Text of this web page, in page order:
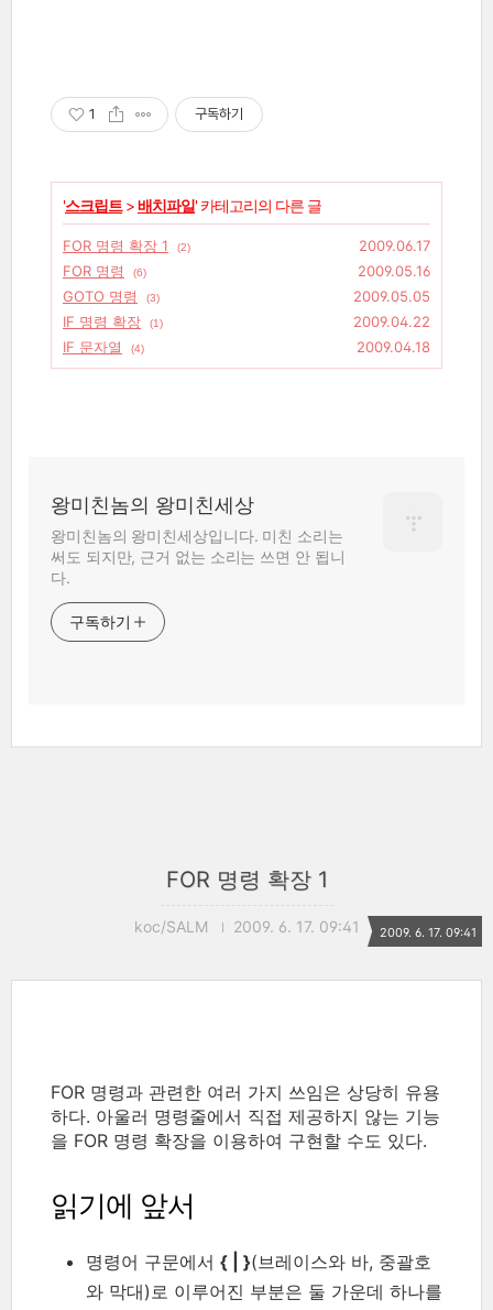
1 구독하기
'스크립트>배치파일' 카테고리의 다른 글
FOR 명령 확장 1 (2)
2009.06.17
FOR 명령
(6)
2009.05.16
GOTO 명령
(3)
2009.05.05
IF 명령 확장
(1)
2009.04.22
IF 문자열
(4) 2009.04.18
왕미친놈의 왕미친세상
왕미친놈의 왕미친세상입니다. 미친 소리는
써도 되지만, 근거 없는 소리는 쓰면 안 됩니
다.
구독하기
FOR 명령 확장 1
koc/SALM 2009. 6. 17. 09:41 2009. 6. 17. 09:41
FOR 명령과 관련한 여러 가지 쓰임은 상당히 유용
하다. 아울러 명령줄에서 직접 제공하지 않는 기능
을 FOR 명령 확장을 이용하여 구현할 수도 있다.
읽기에 앞서
명령어 구문에서 { | }(브레이스와 바, 중괄호
와 막대)로 이루어진 부분은 둘 가운데 하나를